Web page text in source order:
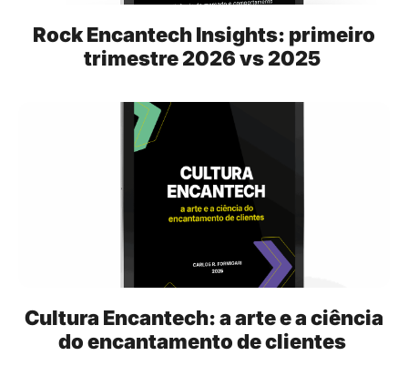
Rock Encantech Insights: primeiro
trimestre 2026 vs 2025
Cultura Encantech: a arte e a ciência
do encantamento de clientes